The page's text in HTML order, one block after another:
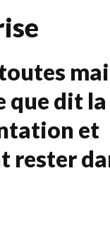
que dit la
et
rester